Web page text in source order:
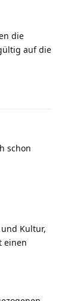
die
auf die
schon
Kultur,
einen